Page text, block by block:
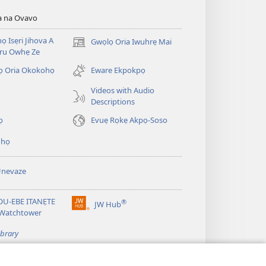
na Ovavo
Isẹri Jihova A
Owhẹ Ze
Gwọlọ Oria Iwuhrẹ Mai
(opens
window)
Oria Okokohọ
Eware Ekpokpọ
Videos with Audio
Descriptions
Evuẹ Rọkẹ Akpọ-Soso
EBE ITANẸTE
JW Hub®
(opens